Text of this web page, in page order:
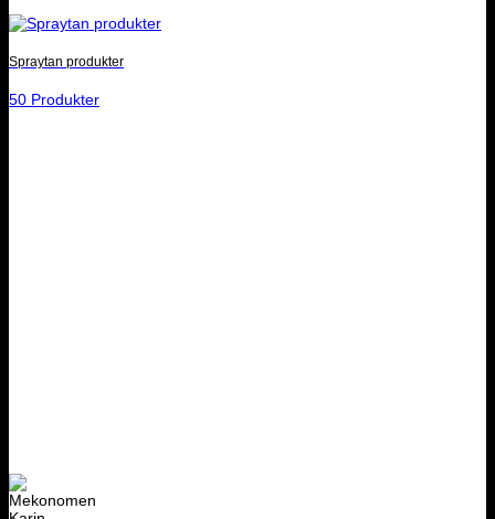
Spraytan produkter
50 Produkter